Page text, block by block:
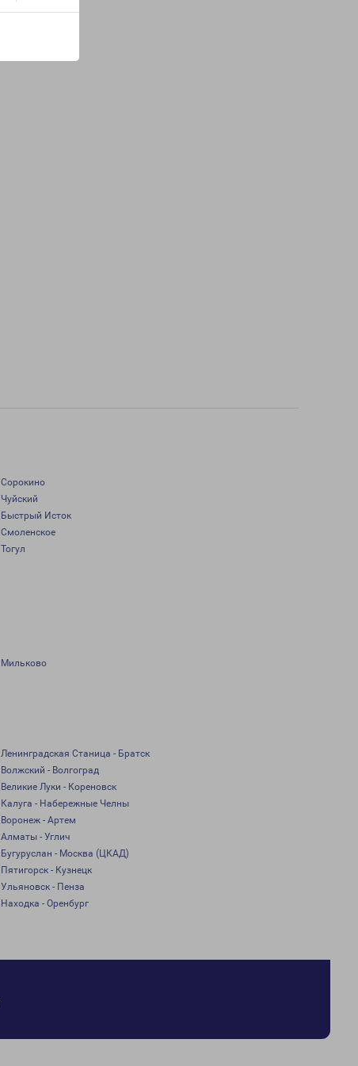
Сорокино
Чуйский
Быстрый Исток
Смоленское
Тогул
Мильково
Ленинградская Станица - Братск
Волжский - Волгоград
Великие Луки - Кореновск
Калуга - Набережные Челны
Воронеж - Артем
Алматы - Углич
Бугуруслан - Москва (ЦКАД)
Пятигорск - Кузнецк
Ульяновск - Пенза
Находка - Оренбург